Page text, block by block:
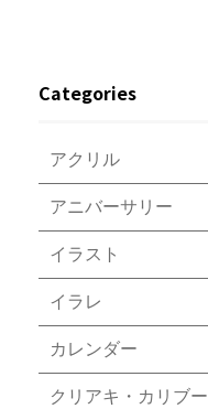
Categories
アクリル
アニバーサリー
イラスト
イラレ
カレンダー
クリアキ・カリブー